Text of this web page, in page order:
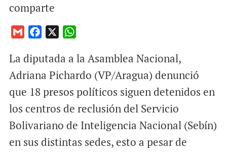
comparte
a
i
c
e
o
o
k
a
t
A
p
p
La diputada a la Asamblea Nacional,
Adriana Pichardo (VP/Aragua) denunció
que 18 presos políticos siguen detenidos en
los centros de reclusión del Servicio
Bolivariano de Inteligencia Nacional (Sebín)
en sus distintas sedes, esto a pesar de